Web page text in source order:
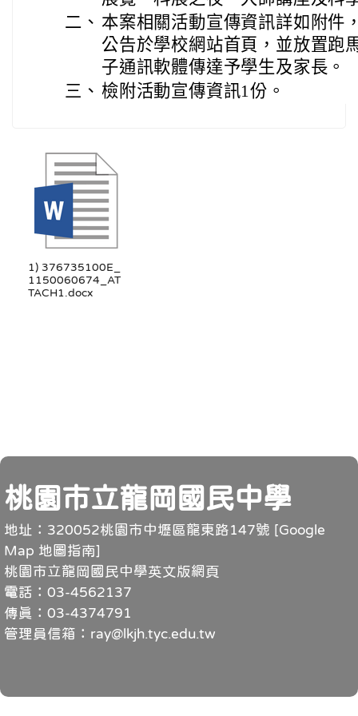
二、 本案相關活動宣傳資訊詳如附件
公告於學校網站首頁，並放置跑
子通訊軟體傳達予學生及家長。
三、 檢附活動宣傳資訊1份。
1) 376735100E_
1150060674_AT
TACH1.docx
頁尾
桃園市立龍岡國民中學
地址：320052桃園市中壢區龍東路147號 [Google
Map 地圖指南]
桃園市立龍岡國民中學英文版網頁
電話：03-4562137
傳真：03-4374791
管理員信箱：ray@lkjh.tyc.edu.tw